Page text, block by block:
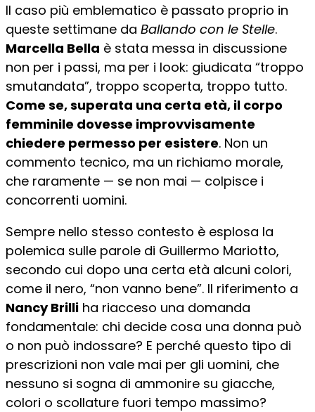
Il caso più emblematico è passato proprio in
queste settimane da Ballando con le Stelle.
Marcella Bella è stata messa in discussione
non per i passi, ma per i look: giudicata “troppo
smutandata”, troppo scoperta, troppo tutto.
Come se, superata una certa età, il corpo
femminile dovesse improvvisamente
chiedere permesso per esistere. Non un
commento tecnico, ma un richiamo morale,
che raramente — se non mai — colpisce i
concorrenti uomini.
Sempre nello stesso contesto è esplosa la
polemica sulle parole di Guillermo Mariotto,
secondo cui dopo una certa età alcuni colori,
come il nero, “non vanno bene”. Il riferimento a
Nancy Brilli ha riacceso una domanda
fondamentale: chi decide cosa una donna può
o non può indossare? E perché questo tipo di
prescrizioni non vale mai per gli uomini, che
nessuno si sogna di ammonire su giacche,
colori o scollature fuori tempo massimo?